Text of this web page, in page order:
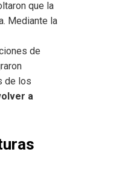
que la
Mediante la
de
de los
a